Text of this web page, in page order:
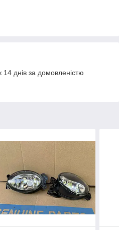
днів за домовленістю